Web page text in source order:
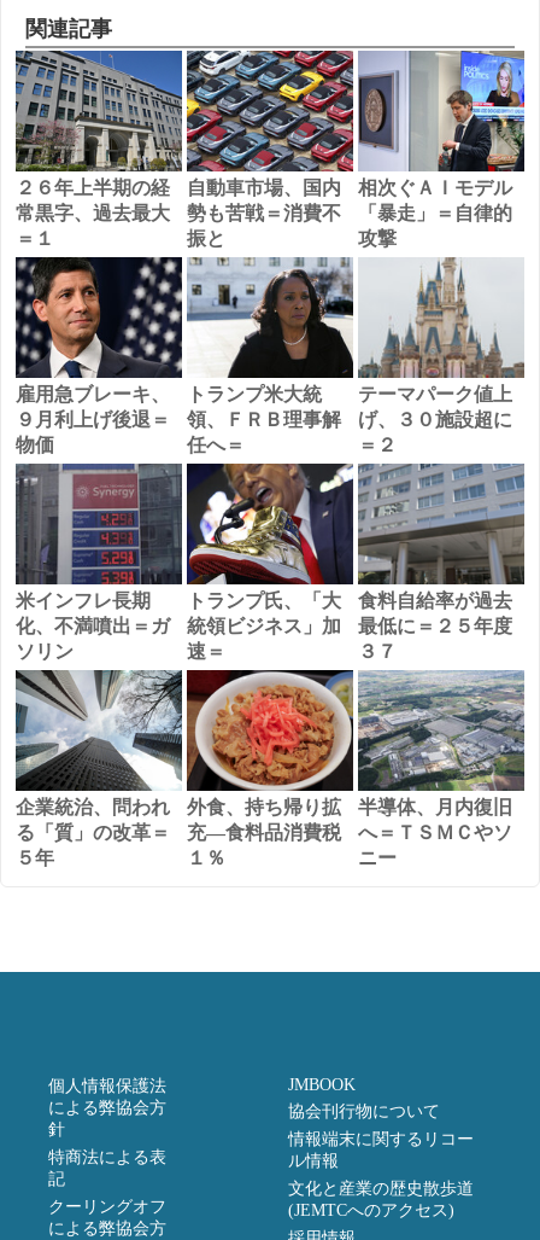
関連記事
２６年上半期の経
常黒字、過去最大
＝１
自動車市場、国内
勢も苦戦＝消費不
振と
相次ぐＡＩモデル
「暴走」＝自律的
攻撃
雇用急ブレーキ、
９月利上げ後退＝
物価
トランプ米大統
領、ＦＲＢ理事解
任へ＝
テーマパーク値上
げ、３０施設超に
＝２
米インフレ長期
化、不満噴出＝ガ
ソリン
トランプ氏、「大
統領ビジネス」加
速＝
食料自給率が過去
最低に＝２５年度
３７
企業統治、問われ
る「質」の改革＝
５年
外食、持ち帰り拡
充―食料品消費税
１％
半導体、月内復旧
へ＝ＴＳＭＣやソ
ニー
個人情報保護法
による弊協会方
針
特商法による表
記
クーリングオフ
による弊協会方
JMBOOK
協会刊行物について
情報端末に関するリコー
ル情報
文化と産業の歴史散歩道
(JEMTCへのアクセス)